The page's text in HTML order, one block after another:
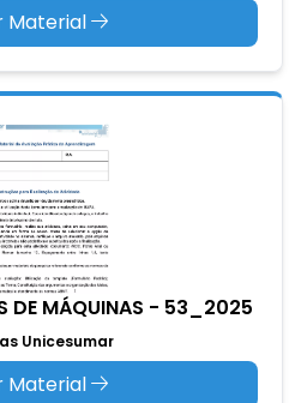
Material
DE MÁQUINAS - 53_2025
Unicesumar
Material